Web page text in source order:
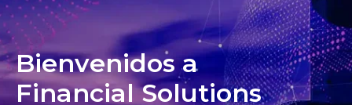
Bienvenidos a
Financial Solutions